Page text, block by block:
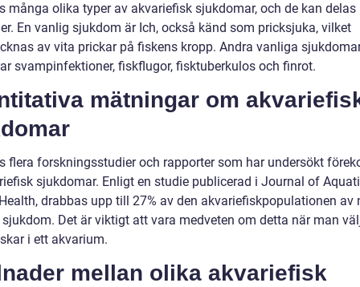
många olika typer av akvariefisk sjukdomar, och de kan delas
En vanlig sjukdom är Ich, också känd som pricksjuka, vilket
av vita prickar på fiskens kropp. Andra vanliga
svampinfektioner, fiskflugor, fisktuberkulos och finrot.
mätningar om
flera forskningsstudier och rapporter som har undersökt
sjukdomar. Enligt en studie publicerad i Journal of
drabbas upp till 27% av den akvariefiskpopulationen av
Det är viktigt att vara medveten om detta när man
i ett akvarium.
mellan olika akvariefisk